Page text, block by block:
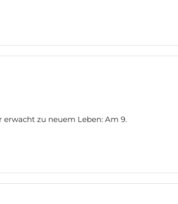
erwacht zu neuem Leben: Am 9.